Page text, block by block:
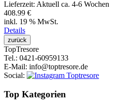
Lieferzeit: Aktuell ca. 4-6 Wochen
408.99 €
inkl. 19 % MwSt.
Details
TopTresore
Tel.: 0421-60959133
E-Mail: info@toptresore.de
Social:
Top Kategorien